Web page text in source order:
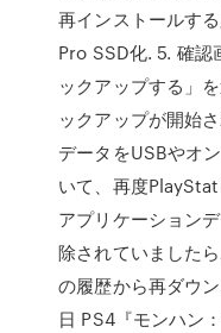
再インストールす
Pro SSD化. 5. 確認
ックアップする」
ックアップが開始
データをUSBやオ
いて、再度
アプリケーション
除されていました
の履歴から再ダウ
日 PS4『モンハン